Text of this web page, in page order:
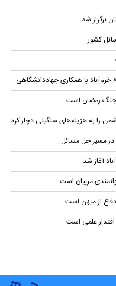
برگزار شد
کشور
جنگ رمضان است
را به هزینه‌های سنگینی دچار کرد
در مسیر حل مسائل
آغاز شد
مربیان است
از میهن است
علمی است